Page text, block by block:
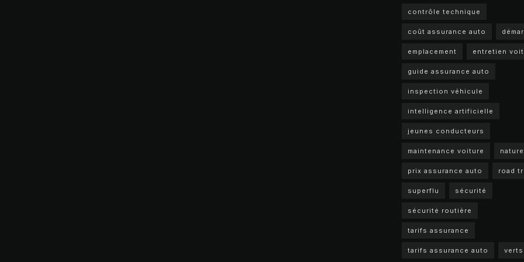
contrôle technique
coût assurance auto
emplacement entretien
guide assurance auto
inspection véhicule
intelligence artificielle
jeunes conducteurs
maintenance voiture nature
prix assurance auto road
superflu sécurité
sécurité routière
tarifs assurance
tarifs assurance auto verts